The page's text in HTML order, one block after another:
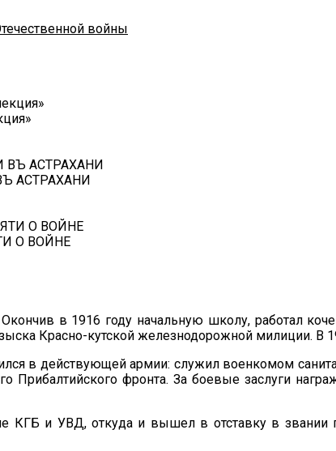
войны
АСТРАХАНИ
О ВОЙНЕ
в 1916 году начальную школу, работал
Красно-кутской железнодорожной милиции. В
в действующей армии: служил военкомом
Прибалтийского фронта. За боевые заслуги
КГБ и УВД, откуда и вышел в отставку в